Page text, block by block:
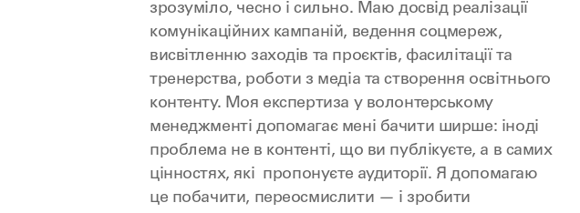
зрозуміло, чесно і сильно. Маю досвід реалізації
комунікаційних кампаній, ведення соцмереж,
висвітленню заходів та проєктів, фасилітації та
тренерства, роботи з медіа та створення освітнього
контенту. Моя експертиза у волонтерському
менеджменті допомагає мені бачити ширше: іноді
проблема не в контенті, що ви публікуєте, а в самих
цінностях, які пропонуєте аудиторії. Я допомагаю
це побачити, переосмислити — і зробити